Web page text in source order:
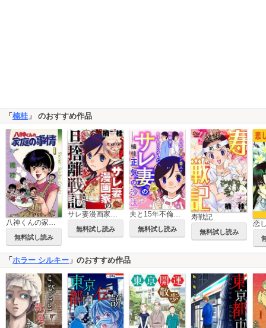
「 楠桂 」 のおすすめ作品
八神くんの家庭の事情
無料試し読み
サレ妻漫画家の旦捨離戦記【単行本版】
無料試し読み
夫と15年不倫した愛人と離婚後に女子会ランチしたサレ妻の正気の沙汰
無料試し読み
寿戦記
無料試し読み
「 ホラー シルキー 」のおすすめ作品